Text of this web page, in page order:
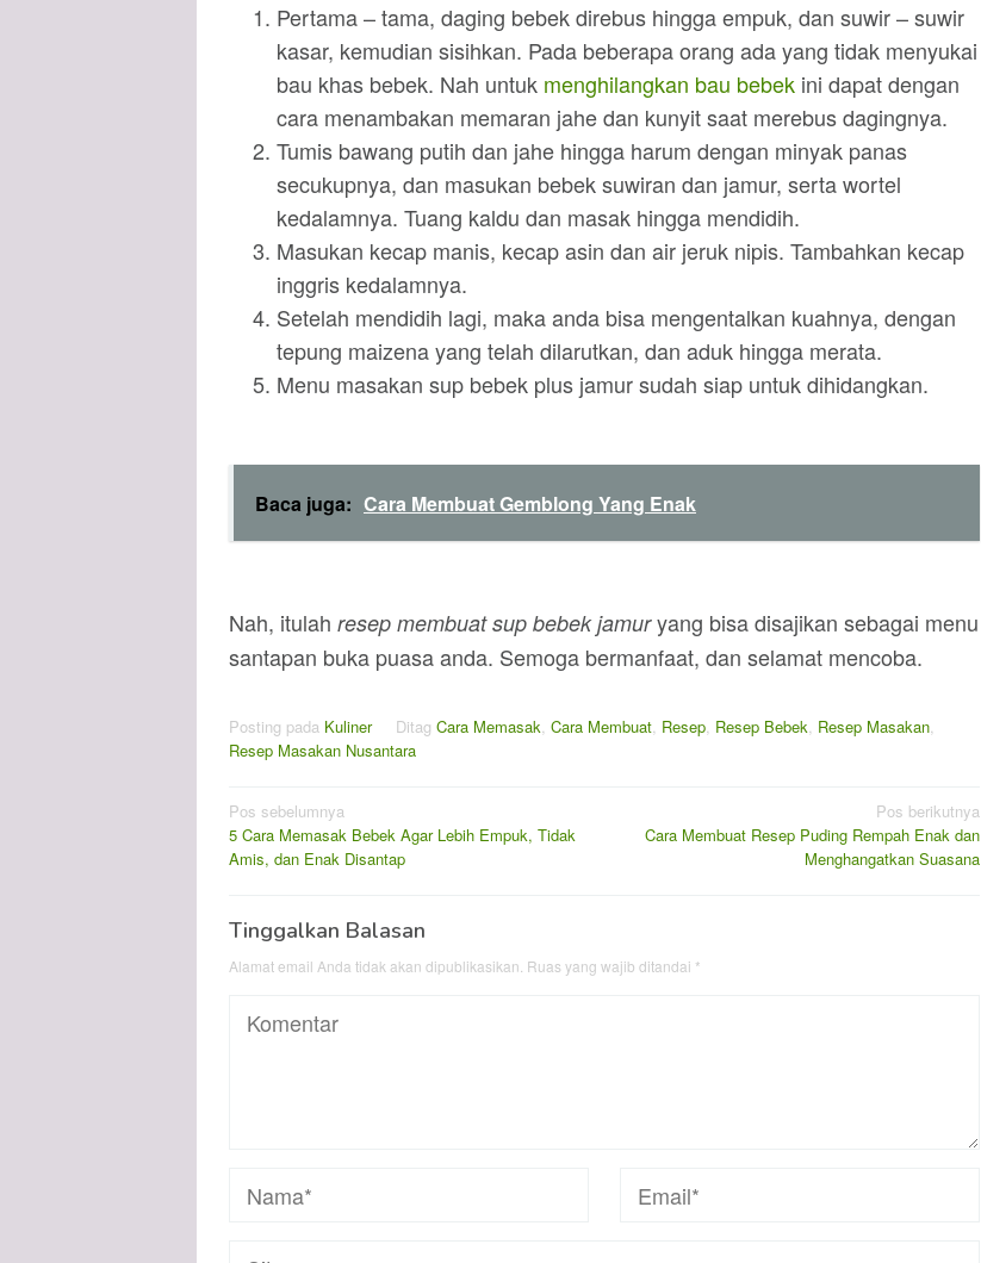
Pertama – tama, daging bebek direbus hingga empuk, dan suwir – suwir
kasar, kemudian sisihkan. Pada beberapa orang ada yang tidak menyukai
bau khas bebek. Nah untuk menghilangkan bau bebek ini dapat dengan
cara menambakan memaran jahe dan kunyit saat merebus dagingnya.
Tumis bawang putih dan jahe hingga harum dengan minyak panas
secukupnya, dan masukan bebek suwiran dan jamur, serta wortel
kedalamnya. Tuang kaldu dan masak hingga mendidih.
Masukan kecap manis, kecap asin dan air jeruk nipis. Tambahkan kecap
inggris kedalamnya.
Setelah mendidih lagi, maka anda bisa mengentalkan kuahnya, dengan
tepung maizena yang telah dilarutkan, dan aduk hingga merata.
Menu masakan sup bebek plus jamur sudah siap untuk dihidangkan.
Baca juga: Cara Membuat Gemblong Yang Enak
Nah, itulah resep membuat sup bebek jamuryang bisa disajikan sebagai menu
santapan buka puasa anda. Semoga bermanfaat, dan selamat mencoba.
Posting pada Kuliner Ditag Cara Memasak, Cara Membuat, Resep, Resep Bebek, Resep Masakan,
Resep Masakan Nusantara
Navigasi
pos
Pos sebelumnya
5 Cara Memasak Bebek Agar Lebih Empuk, Tidak
Amis, dan Enak Disantap
Pos berikutnya
Cara Membuat Resep Puding Rempah Enak dan
Menghangatkan Suasana
Tinggalkan Balasan
Alamat email Anda tidak akan dipublikasikan. Ruas yang wajib ditandai *